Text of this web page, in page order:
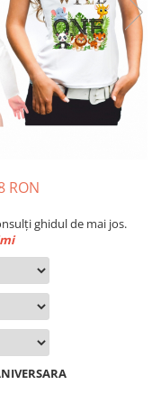
RON
ghidul de mai jos.